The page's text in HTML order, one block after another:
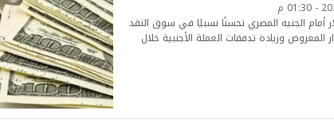
أمام الجنيه المصري تحسنًا نسبيًا في سوق النقد
المعروض وزيادة تدفقات العملة الأجنبية خلال